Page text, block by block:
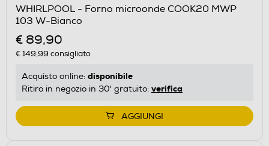
WHIRLPOOL - Forno microonde COOK20 MWP
103 W-Bianco
€ 89,90
€ 149,99 consigliato
Acquisto online: disponibile
Ritiro in negozio in 30' gratuito: verifica
AGGIUNGI